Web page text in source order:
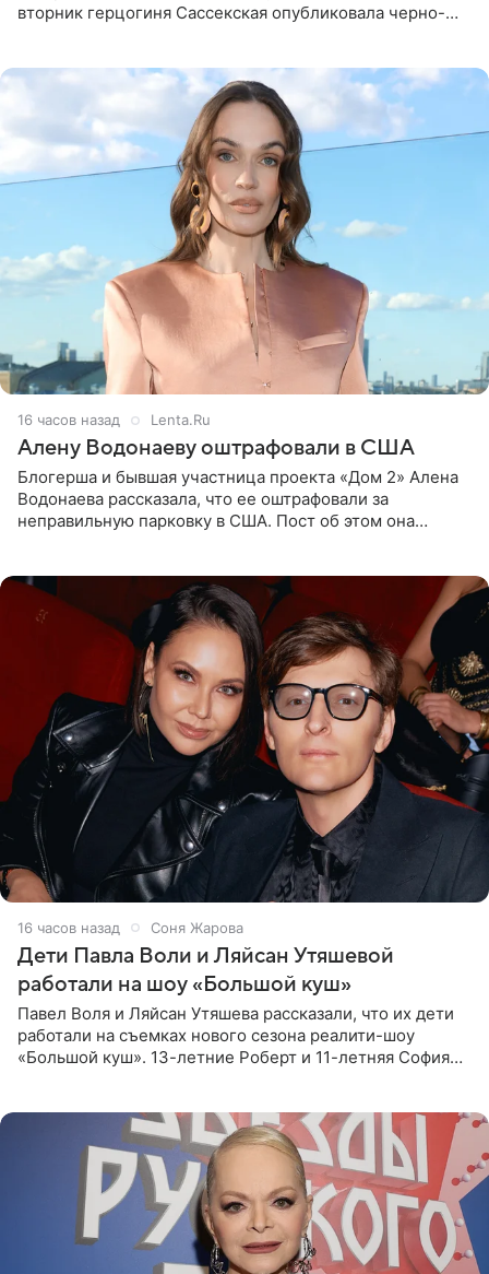
вторник герцогиня Сассекская опубликовала черно-
16 часов назад Lenta.Ru
Алену Водонаеву оштрафовали в США
Блогерша и бывшая участница проекта «Дом 2» Алена
Водонаева рассказала, что ее оштрафовали за
неправильную парковку в США. Пост об этом она
16 часов назад Соня Жарова
Дети Павла Воли и Ляйсан Утяшевой
работали на шоу «Большой куш»
Павел Воля и Ляйсан Утяшева рассказали, что их дети
работали на съемках нового сезона реалити-шоу
«Большой куш». 13-летние Роберт и 11-летняя София